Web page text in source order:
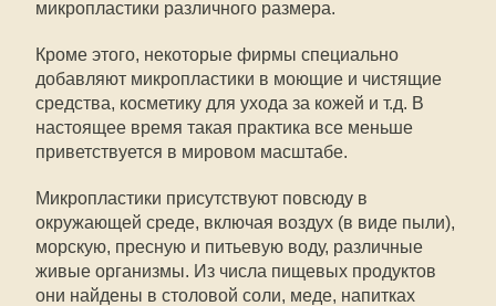
микропластики различного размера.
Кроме этого, некоторые фирмы специально
добавляют микропластики в моющие и чистящие
средства, косметику для ухода за кожей и т.д. В
настоящее время такая практика все меньше
приветствуется в мировом масштабе.
Микропластики присутствуют повсюду в
окружающей среде, включая воздух (в виде пыли),
морскую, пресную и питьевую воду, различные
живые организмы. Из числа пищевых продуктов
они найдены в столовой соли, меде, напитках